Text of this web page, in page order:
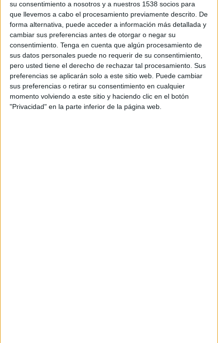
su consentimiento a nosotros y a nuestros 1538 socios para
que llevemos a cabo el procesamiento previamente descrito. De
forma alternativa, puede acceder a información más detallada y
cambiar sus preferencias antes de otorgar o negar su
consentimiento. Tenga en cuenta que algún procesamiento de
sus datos personales puede no requerir de su consentimiento,
pero usted tiene el derecho de rechazar tal procesamiento. Sus
preferencias se aplicarán solo a este sitio web. Puede cambiar
sus preferencias o retirar su consentimiento en cualquier
momento volviendo a este sitio y haciendo clic en el botón
"Privacidad" en la parte inferior de la página web.
mecanismes per poder realitzar una bona
recollida selectiva de residus municipals i que
fer-ho correctament comporta beneficis fiscals
que poden arribar a bonificacions de fins al 40%
de la taxa.
En aquest sentit el personal de l’Àrea de Medi
Ambient, acompanyat de l’Agent Cívic i d’un
agent de la Policia Local, ha intensificat la